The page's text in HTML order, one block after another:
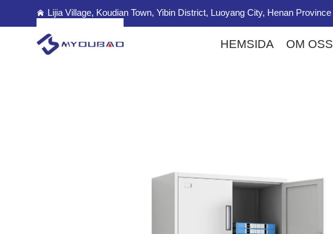
Lijia Village, Koudian Town, Yibin District, Luoyang City, Henan Province
HEMSIDA OM OSS